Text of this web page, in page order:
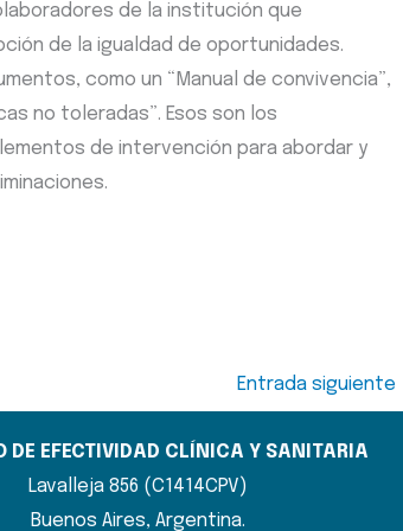
de la institución que
de la igualdad de oportunidades.
como un “Manual de convivencia”,
no toleradas”. Esos son los
de intervención para abordar y
Entrada siguiente
DE EFECTIVIDAD CLÍNICA Y SANITARIA
Lavalleja 856 (C1414CPV)
Buenos Aires, Argentina.